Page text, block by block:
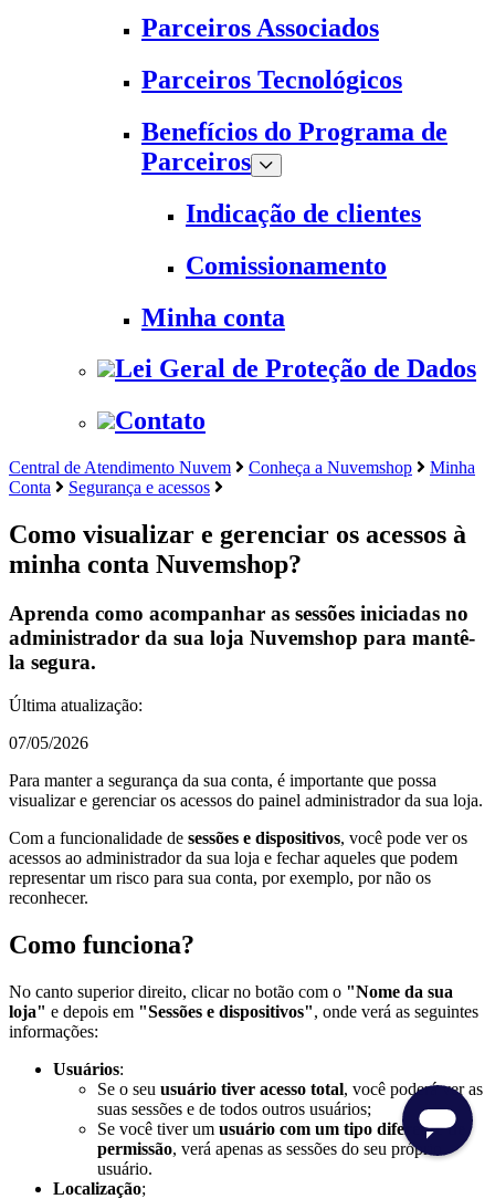
Parceiros Associados
Parceiros Tecnológicos
Benefícios do Programa de
Parceiros
Indicação de clientes
Comissionamento
Minha conta
Lei Geral de Proteção de Dados
Contato
Central de Atendimento Nuvem Conheça a Nuvemshop
Minha
Conta
Segurança e acessos
Como visualizar e gerenciar os acessos à
minha conta Nuvemshop?
Aprenda como acompanhar as sessões iniciadas no
administrador da sua loja Nuvemshop para mantê-
la segura.
Última atualização:
07/05/2026
Para manter a segurança da sua conta, é importante que possa
visualizar e gerenciar os acessos do painel administrador da sua loja.
Com a funcionalidade de sessões e dispositivos, você pode ver os
acessos ao administrador da sua loja e fechar aqueles que podem
representar um risco para sua conta, por exemplo, por não os
reconhecer.
Como funciona?
No canto superior direito, clicar no botão com o "Nome da sua
loja" e depois em "Sessões e dispositivos", onde verá as seguintes
informações:
Usuários:
Se o seu usuário tiver acesso total, você poderá ver as
suas sessões e de todos outros usuários;
Se você tiver um usuário com um tipo diferente de
permissão, verá apenas as sessões do seu próprio
usuário.
Localização;